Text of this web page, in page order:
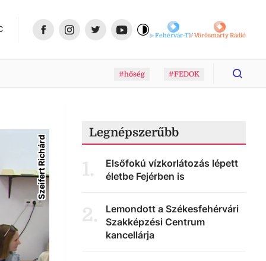
Fehérvár-TVVörösmarty Rádió
#hőség #FEDOK
Szeifert Richárd
Legnépszerűbb
1.
Elsőfokú vízkorlátozás lépett
életbe Fejérben is
2.
Lemondott a Székesfehérvári
Szakképzési Centrum
kancellárja